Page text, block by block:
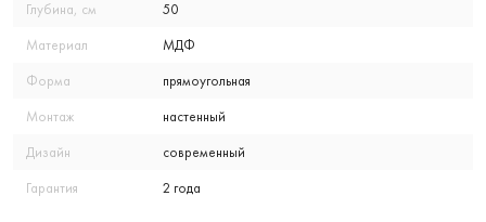
Глубина, см 50
Материал МДФ
Форма прямоугольная
Монтаж настенный
Дизайн современный
Гарантия 2 года